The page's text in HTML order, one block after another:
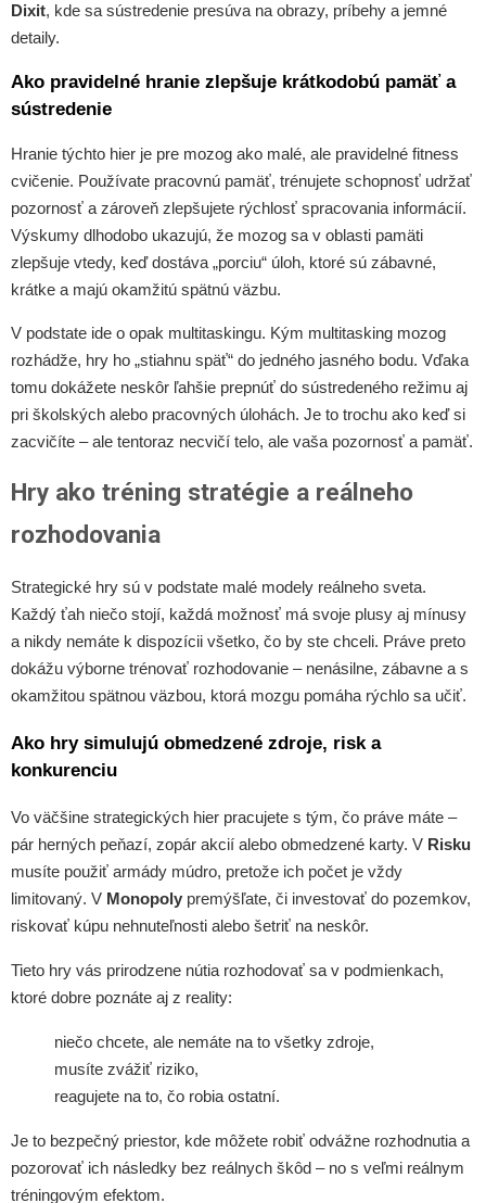
Dixit, kde sa sústredenie presúva na obrazy, príbehy a jemné
detaily.
Ako pravidelné hranie zlepšuje krátkodobú pamäť a
sústredenie
Hranie týchto hier je pre mozog ako malé, ale pravidelné fitness
cvičenie. Používate pracovnú pamäť, trénujete schopnosť udržať
pozornosť a zároveň zlepšujete rýchlosť spracovania informácií.
Výskumy dlhodobo ukazujú, že mozog sa v oblasti pamäti
zlepšuje vtedy, keď dostáva „porciu“ úloh, ktoré sú zábavné,
krátke a majú okamžitú spätnú väzbu.
V podstate ide o opak multitaskingu. Kým multitasking mozog
rozhádže, hry ho „stiahnu späť“ do jedného jasného bodu. Vďaka
tomu dokážete neskôr ľahšie prepnúť do sústredeného režimu aj
pri školských alebo pracovných úlohách. Je to trochu ako keď si
zacvičíte – ale tentoraz necvičí telo, ale vaša pozornosť a pamäť.
Hry ako tréning stratégie a reálneho
rozhodovania
Strategické hry sú v podstate malé modely reálneho sveta.
Každý ťah niečo stojí, každá možnosť má svoje plusy aj mínusy
a nikdy nemáte k dispozícii všetko, čo by ste chceli. Práve preto
dokážu výborne trénovať rozhodovanie – nenásilne, zábavne a s
okamžitou spätnou väzbou, ktorá mozgu pomáha rýchlo sa učiť.
Ako hry simulujú obmedzené zdroje, risk a
konkurenciu
Vo väčšine strategických hier pracujete s tým, čo práve máte –
pár herných peňazí, zopár akcií alebo obmedzené karty. V Risku
musíte použiť armády múdro, pretože ich počet je vždy
limitovaný. V Monopoly premýšľate, či investovať do pozemkov,
riskovať kúpu nehnuteľnosti alebo šetriť na neskôr.
Tieto hry vás prirodzene nútia rozhodovať sa v podmienkach,
ktoré dobre poznáte aj z reality:
niečo chcete, ale nemáte na to všetky zdroje,
musíte zvážiť riziko,
reagujete na to, čo robia ostatní.
Je to bezpečný priestor, kde môžete robiť odvážne rozhodnutia a
pozorovať ich následky bez reálnych škôd – no s veľmi reálnym
tréningovým efektom.